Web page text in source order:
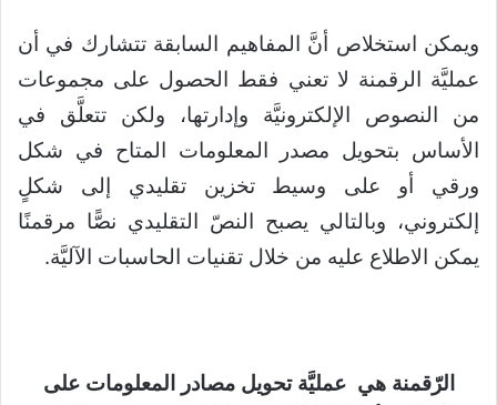
ويمكن استخلاص أنَّ المفاهيم السابقة تتشارك في أن
عمليَّة الرقمنة لا تعني فقط الحصول على مجموعات
من النصوص الإلكترونيَّة وإدارتها، ولكن تتعلَّق في
الأساس بتحويل مصدر المعلومات المتاح في شكل
ورقي أو على وسيط تخزين تقليدي إلى شكلٍ
إلكتروني، وبالتالي يصبح النصّ التقليدي نصًّا مرقمنًا
يمكن الاطلاع عليه من خلال تقنيات الحاسبات الآليَّة.
الرّقمنة هي عمليَّة تحويل مصادر المعلومات على